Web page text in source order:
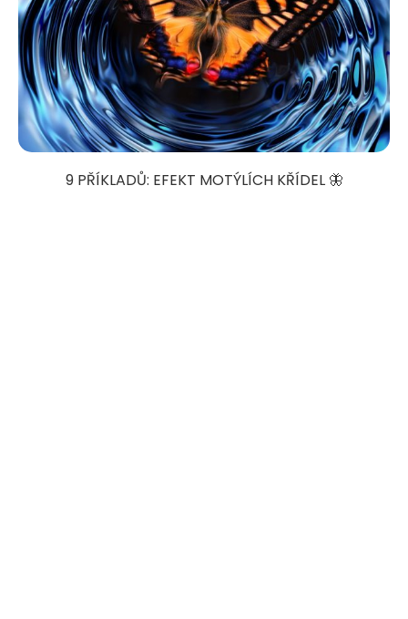
9 PŘÍKLADŮ: EFEKT MOTÝLÍCH KŘÍDEL 🦋